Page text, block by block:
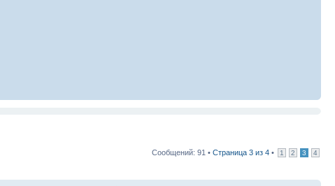
Сообщений: 91 • Страница 3 из 4 • 1 2 3 4